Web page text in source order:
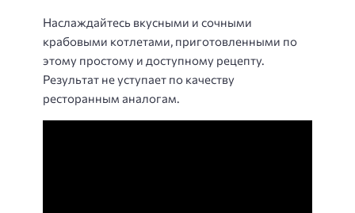
Наслаждайтесь вкусными и сочными
крабовыми котлетами, приготовленными по
этому простому и доступному рецепту.
Результат не уступает по качеству
ресторанным аналогам.